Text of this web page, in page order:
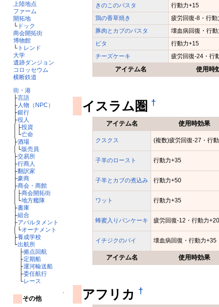
上陸地点
ファーム
開拓地
└ドック
商会開拓街
博物館
└トレンド
大学
遺跡ダンジョン
コロッセウム
横断鉄道
街・港
├言語
├人物（NPC）
├銀行
├役人
│├投資
│└亡命
├酒場
│└販売員
├交易所
├行商人
├翻訳家
├豪商
├商会・商館
│├商会開拓街
│└地方艦隊
├書庫
├組合
├アパルタメント
│└オーナメント
├養成学校
└出航所
├拠点回航
├定期船
├運河輸送船
├委任航行
└レース
↑
その他
アイテム名 使用時
きのこのパスタ
行動力+15
鶏の香草焼き
疲労回復-8・行
豚肉とカブのパスタ
壊血病回復・行
ピタ
行動力+15
チーズケーキ
疲労回復-24・行
イスラム圏 †
アイテム名 使用時効果
アイテム名 使用時効果
クスクス (複数)疲労回復-27・行
子羊のロースト 行動力+35
子羊とカブの煮込み 行動力+50
ワット 行動力+35
蜂蜜入りパンケーキ 疲労回復-12・行動力
イチジクのパイ 壊血病回復・行動力+35
アフリカ †